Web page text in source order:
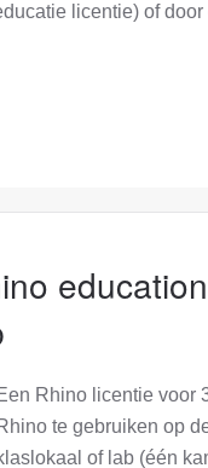
licentie) of
Rhino licentie voor
te gebruiken op
of lab (één